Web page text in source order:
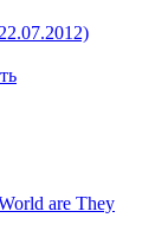
are They